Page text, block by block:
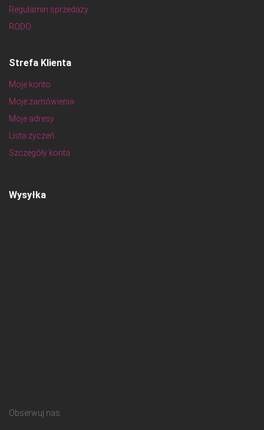
Regulamin sprzedaży
RODO
Strefa Klienta
Moje konto
Moje zamówienia
Moje adresy
Lista życzeń
Szczegóły konta
Wysyłka
Obserwuj nas